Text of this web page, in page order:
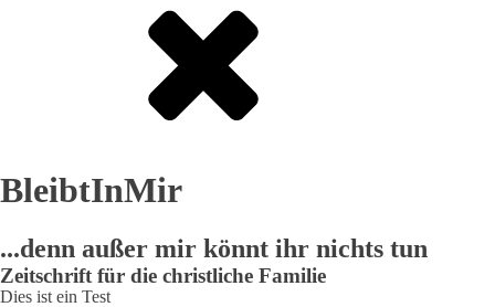
BleibtInMir
...denn außer mir könnt ihr nichts tun
Zeitschrift für die christliche Familie
Dies ist ein Test